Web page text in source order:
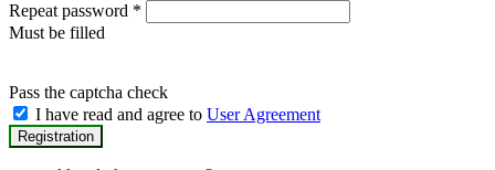
Repeat password *
Must be filled
Pass the captcha check
I have read and agree to User Agreement